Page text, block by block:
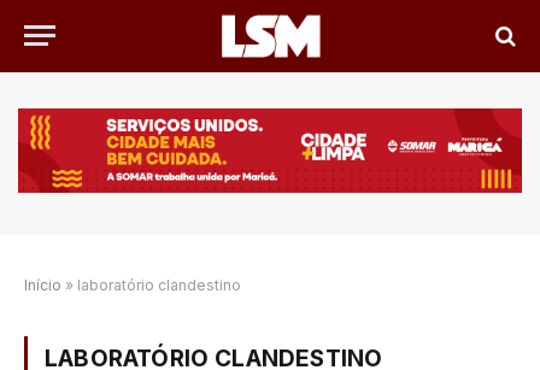
Início » laboratório clandestino
LABORATÓRIO CLANDESTINO